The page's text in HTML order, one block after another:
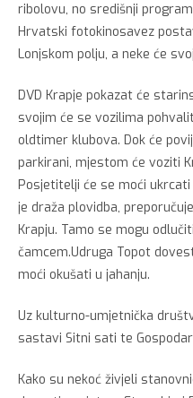
ribolovu, no središnji
Hrvatski fotokinosavez
Lonjskom polju, a neke će
DVD Krapje pokazat će
svojim će se vozilima
oldtimer klubova. Dok će
parkirani, mjestom će voziti
Posjetitelji će se moći
je draža plovidba,
Krapju. Tamo se mogu
čamcem.Udruga Topot
moći okušati u jahanju.
Uz kulturno-umjetnička
sastavi Sitni sati te
Kako su nekoć živjeli